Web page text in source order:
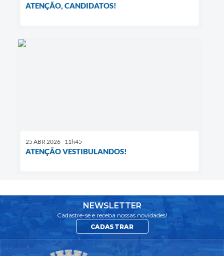
ATENÇÃO, CANDIDATOS!
25 ABR 2026 - 11h45
ATENÇÃO VESTIBULANDOS!
NEWSLETTER
Cadastre-se e receba nossas novidades!
CADASTRAR